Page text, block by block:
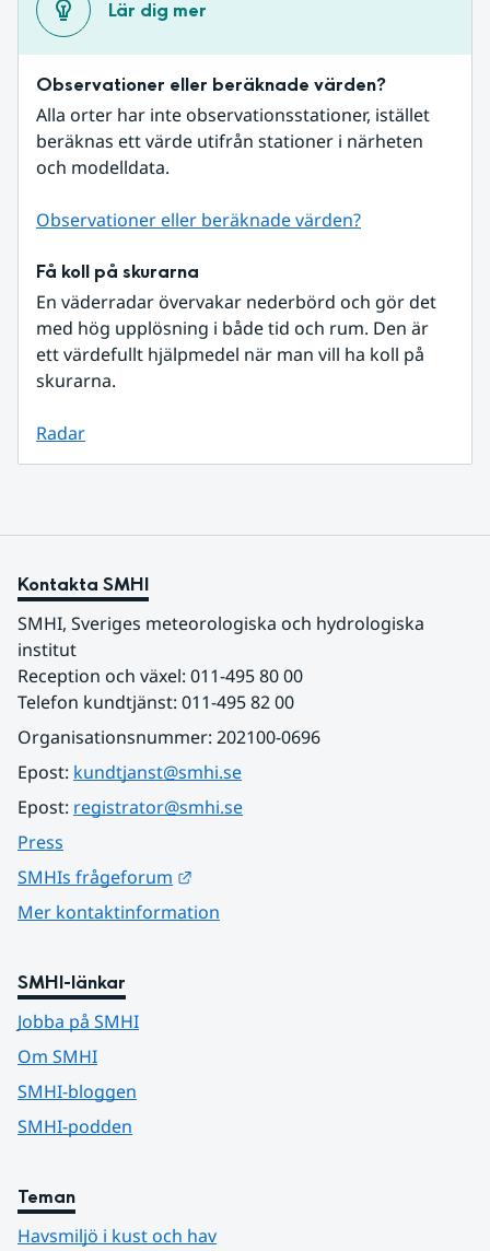
Lär dig mer
Observationer eller beräknade värden?
Alla orter har inte observationsstationer, istället
beräknas ett värde utifrån stationer i närheten
och modelldata.
Observationer eller beräknade värden?
Få koll på skurarna
En väderradar övervakar nederbörd och gör det
med hög upplösning i både tid och rum. Den är
ett värdefullt hjälpmedel när man vill ha koll på
skurarna.
Radar
Kontakta SMHI
SMHI, Sveriges meteorologiska och hydrologiska
institut
Reception och växel: 011-495 80 00
Telefon kundtjänst: 011-495 82 00
Organisationsnummer: 202100-0696
Epost: kundtjanst@smhi.se
Epost: registrator@smhi.se
Press
SMHIs frågeforum
Mer kontaktinformation
SMHI-länkar
Jobba på SMHI
Om SMHI
SMHI-bloggen
SMHI-podden
Teman
Havsmiljö i kust och hav